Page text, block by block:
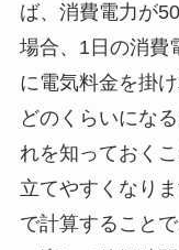
ば、消費電力が
場合、1日の消費
に電気料金を掛
どのくらいにな
れを知っておく
立てやすくなり
で計算すること